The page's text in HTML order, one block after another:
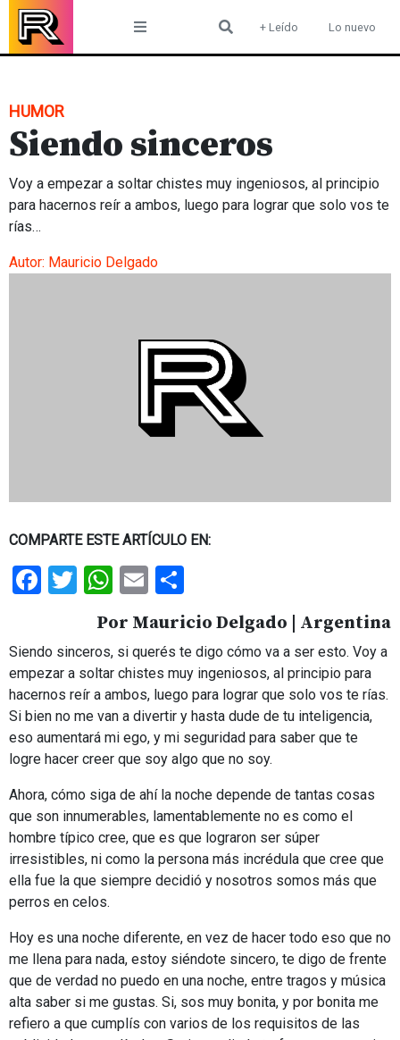
Skip
content
+ Leído Lo nuevo
HUMOR
Siendo sinceros
Voy a empezar a soltar chistes muy ingeniosos, al principio
para hacernos reír a ambos, luego para lograr que solo vos te
rías…
Autor: Mauricio Delgado
COMPARTE ESTE ARTÍCULO EN:
Facebook
Twitter
WhatsApp
Email
Por Mauricio Delgado | Argentina
Siendo sinceros, si querés te digo cómo va a ser esto. Voy a
empezar a soltar chistes muy ingeniosos, al principio para
hacernos reír a ambos, luego para lograr que solo vos te rías.
Si bien no me van a divertir y hasta dude de tu inteligencia,
eso aumentará mi ego, y mi seguridad para saber que te
logre hacer creer que soy algo que no soy.
Ahora, cómo siga de ahí la noche depende de tantas cosas
que son innumerables, lamentablemente no es como el
hombre típico cree, que es que lograron ser súper
irresistibles, ni como la persona más incrédula que cree que
ella fue la que siempre decidió y nosotros somos más que
perros en celos.
Hoy es una noche diferente, en vez de hacer todo eso que no
me llena para nada, estoy siéndote sincero, te digo de frente
que de verdad no puedo en una noche, entre tragos y música
alta saber si me gustas. Si, sos muy bonita, y por bonita me
refiero a que cumplís con varios de los requisitos de las